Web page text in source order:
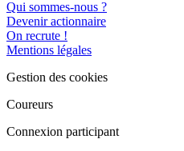
Qui sommes-nous ?
Devenir actionnaire
On recrute !
Mentions légales
Gestion des cookies
Coureurs
Connexion participant